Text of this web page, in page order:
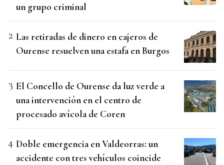
un grupo criminal
Las retiradas de dinero en cajeros de
Ourense resuelven una estafa en Burgos
El Concello de Ourense da luz verde a
una intervención en el centro de
procesado avícola de Coren
Doble emergencia en Valdeorras: un
accidente con tres vehículos coincide